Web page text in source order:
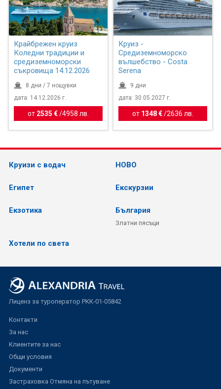
Крайбрежен круиз
Коледни традиции и
средиземноморски
съкровища 14.12.2026
8 дни / 7 нощувки
дата: 14.12.2026 г.
от 2535 € /4958 лв.
Круиз -
Средиземноморско
вълшебство - Costa
Serena
9 дни
дата: 30.05.2027 г.
от 1348 €/2636 лв.
Круизи с водач НОВО
Египет Екскурзии
Екзотика България
Златни пясъци
Хотели по света
Лиценз за туроператор РКК-01-05842
Контакти
За нас
Клиентите за нас
Общи условия
Документи
Застраховка Отмяна на пътуване